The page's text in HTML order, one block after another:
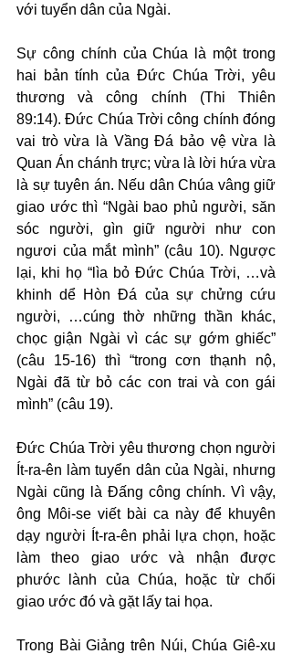
với tuyển dân của Ngài.
Sự công chính của Chúa là một trong
hai bản tính của Đức Chúa Trời, yêu
thương và công chính (Thi Thiên
89:14). Đức Chúa Trời công chính đóng
vai trò vừa là Vầng Đá bảo vệ vừa là
Quan Án chánh trực; vừa là lời hứa vừa
là sự tuyên án. Nếu dân Chúa vâng giữ
giao ước thì “Ngài bao phủ người, săn
sóc người, gìn giữ người như con
ngươi của mắt mình” (câu 10). Ngược
lại, khi họ “lìa bỏ Đức Chúa Trời, …và
khinh dể Hòn Đá của sự chửng cứu
người, …cúng thờ những thần khác,
chọc giận Ngài vì các sự gớm ghiếc”
(câu 15-16) thì “trong cơn thạnh nộ,
Ngài đã từ bỏ các con trai và con gái
mình” (câu 19).
Đức Chúa Trời yêu thương chọn người
Ít-ra-ên làm tuyển dân của Ngài, nhưng
Ngài cũng là Đấng công chính. Vì vậy,
ông Môi-se viết bài ca này để khuyên
dạy người Ít-ra-ên phải lựa chọn, hoặc
làm theo giao ước và nhận được
phước lành của Chúa, hoặc từ chối
giao ước đó và gặt lấy tai họa.
Trong Bài Giảng trên Núi, Chúa Giê-xu